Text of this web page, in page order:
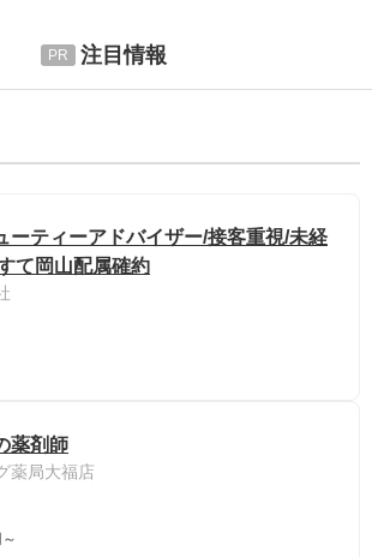
注目情報
ーティーアドバイザー/接客重視/未経
て岡山配属確約
薬剤師
薬局大福店